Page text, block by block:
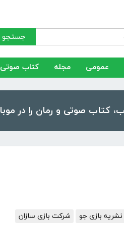
جستجو
عمومی مجله کتاب صوتی
نشریه بازی جو شرکت بازی سازان